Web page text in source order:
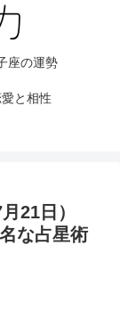
座の運勢
と相性
21日）
な占星術